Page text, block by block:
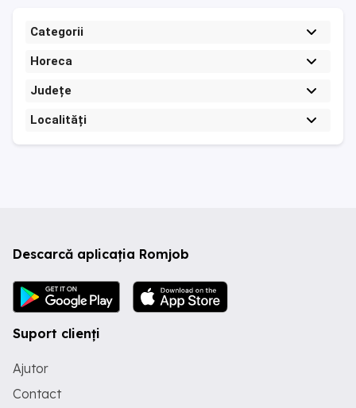
Categorii
Horeca
Județe
Localități
Descarcă aplicația Romjob
Suport clienți
Ajutor
Contact